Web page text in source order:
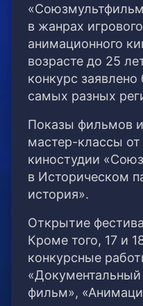
в жанрах
анимационного
возрасте до 25
конкурс
самых разных
Показы фильмов
мастер-классы от
киностудии
в Историческом
история».
Открытие
Кроме того, 17 и
конкурсные
фильм»,